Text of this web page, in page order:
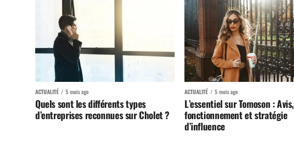
ACTUALITÉ 5 mois ago
Quels sont les différents types
d’entreprises reconnues sur Cholet ?
ACTUALITÉ 5 mois ago
L’essentiel sur Tomoson : Avis,
fonctionnement et stratégie
d’influence